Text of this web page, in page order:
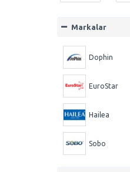
Markalar
Dophin
EuroStar
Hailea
Sobo